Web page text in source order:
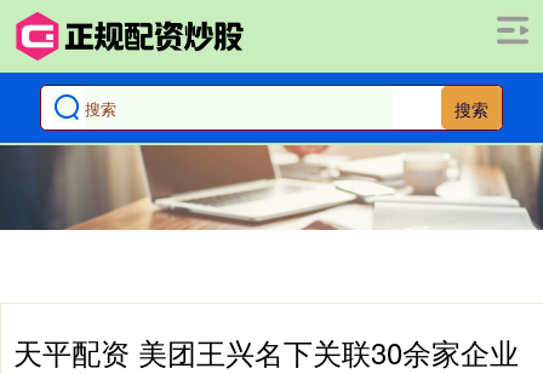
搜索
天平配资 美团王兴名下关联30余家企业